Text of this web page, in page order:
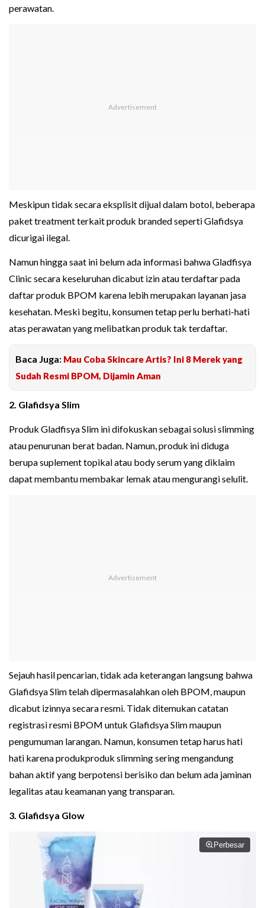
perawatan.
Meskipun tidak secara eksplisit dijual dalam botol, beberapa
paket treatment terkait produk branded seperti Glafidsya
dicurigai ilegal.
Namun hingga saat ini belum ada informasi bahwa Gladfisya
Clinic secara keseluruhan dicabut izin atau terdaftar pada
daftar produk BPOM karena lebih merupakan layanan jasa
kesehatan. Meski begitu, konsumen tetap perlu berhati-hati
atas perawatan yang melibatkan produk tak terdaftar.
Baca Juga: Mau Coba Skincare Artis? Ini 8 Merek yang
Sudah Resmi BPOM, Dijamin Aman
2. Glafidsya Slim
Produk Gladfisya Slim ini difokuskan sebagai solusi slimming
atau penurunan berat badan. Namun, produk ini diduga
berupa suplement topikal atau body serum yang diklaim
dapat membantu membakar lemak atau mengurangi selulit.
Sejauh hasil pencarian, tidak ada keterangan langsung bahwa
Glafidsya Slim telah dipermasalahkan oleh BPOM, maupun
dicabut izinnya secara resmi. Tidak ditemukan catatan
registrasi resmi BPOM untuk Glafidsya Slim maupun
pengumuman larangan. Namun, konsumen tetap harus hati
hati karena produkproduk slimming sering mengandung
bahan aktif yang berpotensi berisiko dan belum ada jaminan
legalitas atau keamanan yang transparan.
3. Glafidsya Glow
Perbesar